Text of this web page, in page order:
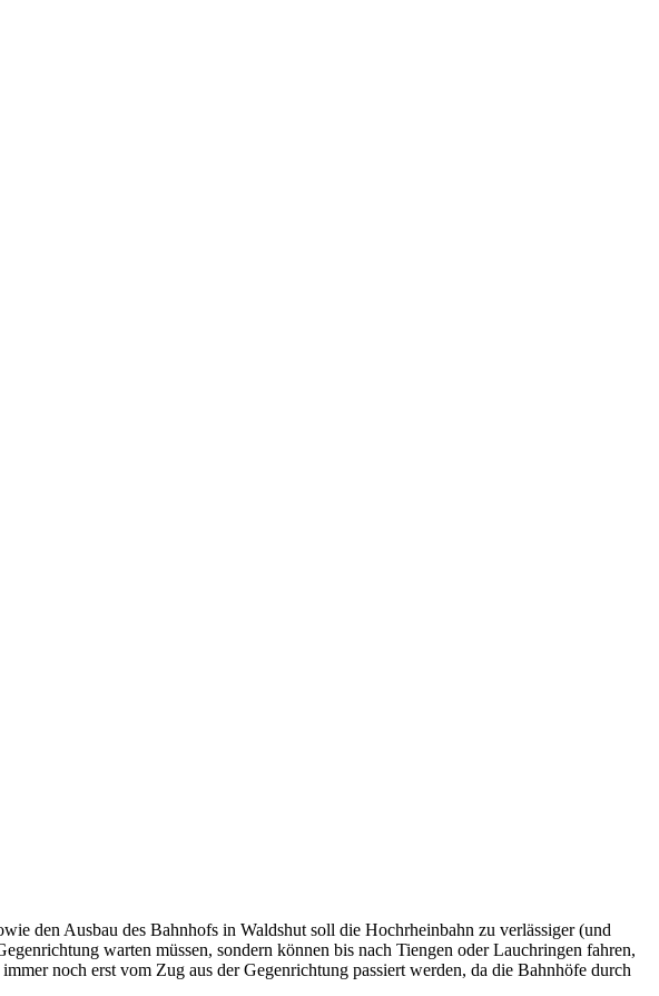
den Ausbau des Bahnhofs in Waldshut soll die Hochrheinbahn zu verlässiger (und
warten müssen, sondern können bis nach Tiengen oder Lauchringen fahren,
noch erst vom Zug aus der Gegenrichtung passiert werden, da die Bahnhöfe durch